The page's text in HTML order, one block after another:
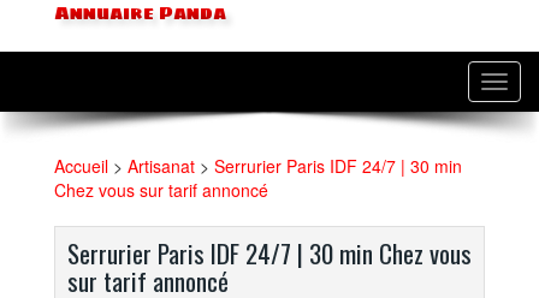
Annuaire Panda
Accueil > Artisanat > Serrurier Paris IDF 24/7 | 30 min
Chez vous sur tarif annoncé
Serrurier Paris IDF 24/7 | 30 min Chez vous
sur tarif annoncé